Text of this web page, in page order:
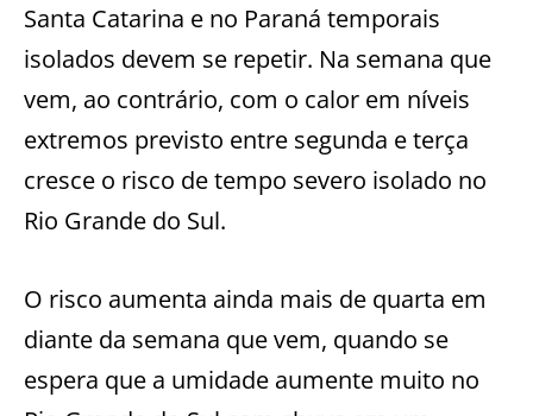
Santa Catarina e no Paraná temporais
isolados devem se repetir. Na semana que
vem, ao contrário, com o calor em níveis
extremos previsto entre segunda e terça
cresce o risco de tempo severo isolado no
Rio Grande do Sul.
O risco aumenta ainda mais de quarta em
diante da semana que vem, quando se
espera que a umidade aumente muito no